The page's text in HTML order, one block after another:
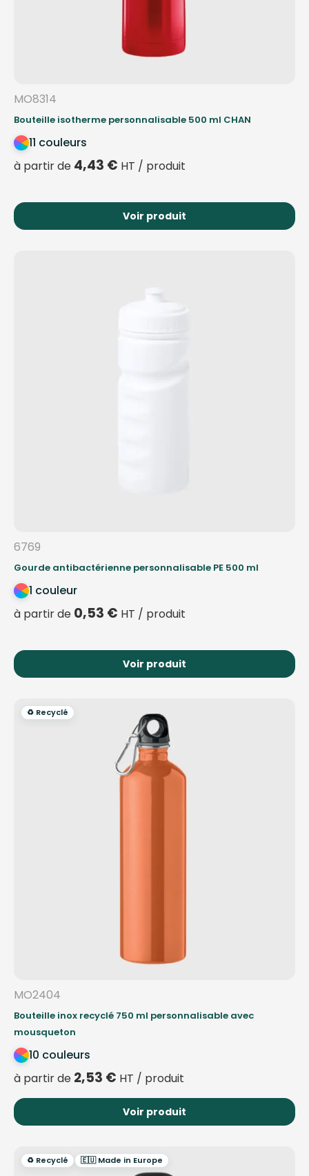
MO8314
Bouteille isotherme personnalisable 500 ml CHAN
11 couleurs
à partir de 4,43 € HT / produit
Voir produit
6769
Gourde antibactérienne personnalisable PE 500 ml
1 couleur
à partir de 0,53 € HT / produit
Voir produit
♻️ Recyclé
MO2404
Bouteille inox recyclé 750 ml personnalisable avec
mousqueton
10 couleurs
à partir de 2,53 € HT / produit
Voir produit
♻️ Recyclé 🇪🇺 Made in Europe